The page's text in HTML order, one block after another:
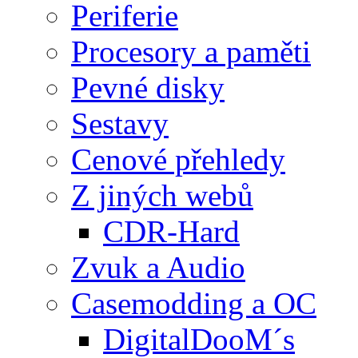
Periferie
Procesory a paměti
Pevné disky
Sestavy
Cenové přehledy
Z jiných webů
CDR-Hard
Zvuk a Audio
Casemodding a OC
DigitalDooM´s